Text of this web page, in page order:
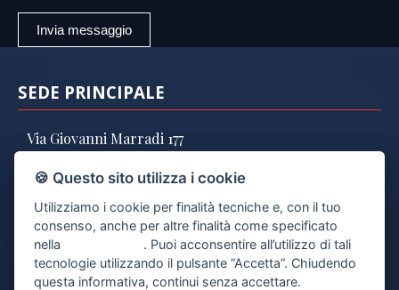
SEDE PRINCIPALE
Via Giovanni Marradi 177
Tel. 0586 800095
Cell. 340 8099213
Email:
info@radecogroup.com
P.IVA: 01795900495
🍪 Questo sito utilizza i cookie
Utilizziamo i cookie per finalità tecniche e, con il tuo
consenso, anche per altre finalità come specificato
nella
. Puoi acconsentire all’utilizzo di tali
tecnologie utilizzando il pulsante “Accetta”. Chiudendo
questa informativa, continui senza accettare.